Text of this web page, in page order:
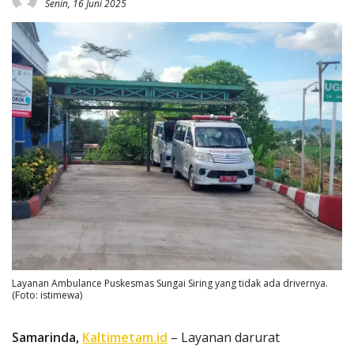
Senin, 16 Juni 2025
Layanan Ambulance Puskesmas Sungai Siring yang tidak ada drivernya.
(Foto: istimewa)
Samarinda, Kaltimetam.id – Layanan darurat